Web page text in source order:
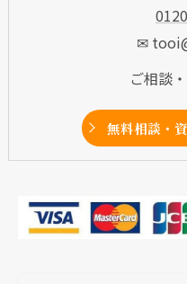
✉
ご相談
無料相談・